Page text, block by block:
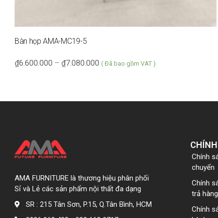
Bàn họp AMA-MC19-5
6.600.000
₫ – 7.080.000
₫ ( Đã bao gồm VAT )
AMA FURNITURE là thương hiệu phân phối
Sỉ và Lẻ các sản phẩm nội thất đa dạng
SR : 215 Tân Sơn, P.15, Q.Tân Bình, HCM
Chính
chuyển
Chính
trả hàng
Chính